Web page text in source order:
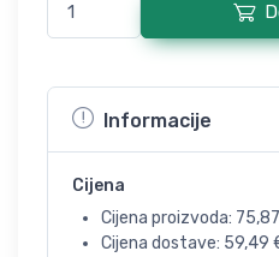
Informacije
Cijena
Cijena proizvoda: 75,87
Cijena dostave: 59,49